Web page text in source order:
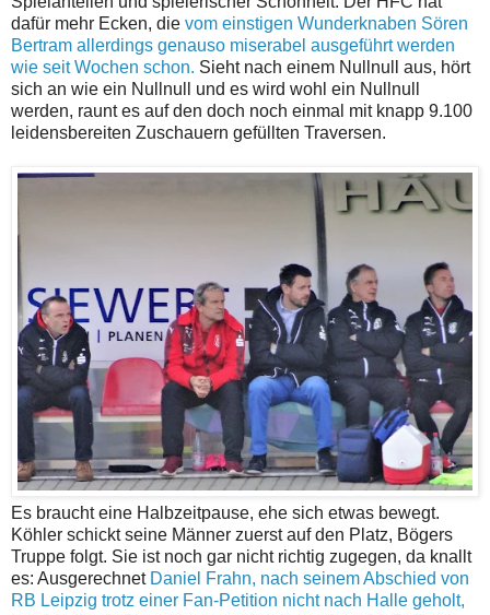
dafür mehr Ecken, die vom einstigen Wunderknaben Sören
Bertram allerdings genauso miserabel ausgeführt werden
wie seit Wochen schon. Sieht nach einem Nullnull aus, hört
sich an wie ein Nullnull und es wird wohl ein Nullnull
werden, raunt es auf den doch noch einmal mit knapp 9.100
leidensbereiten Zuschauern gefüllten Traversen.
Es braucht eine Halbzeitpause, ehe sich etwas bewegt.
Köhler schickt seine Männer zuerst auf den Platz, Bögers
Truppe folgt. Sie ist noch gar nicht richtig zugegen, da knallt
es: Ausgerechnet Daniel Frahn, nach seinem Abschied von
RB Leipzig trotz einer Fan-Petition nicht nach Halle geholt,